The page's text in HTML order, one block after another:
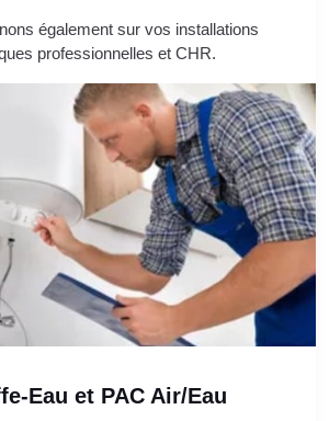
également sur vos installations
professionnelles et CHR.
Eau et PAC Air/Eau